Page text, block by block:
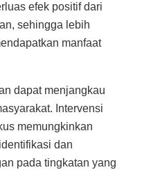
efek positif dari
sehingga lebih
manfaat
dapat menjangkau
Intervensi
memungkinkan
dan
pada tingkatan yang